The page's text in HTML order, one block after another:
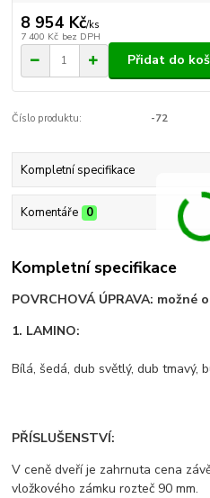
8 954 Kč/ks
7 400 Kč bez DPH
Přidat do
Číslo produktu: -72
Kompletní specifikace
Komentáře 0
Kompletní specifikace
POVRCHOVÁ ÚPRAVA:
1. LAMINO:
Bílá, šedá, dub světlý, dub tmavý,
PŘÍSLUŠENSTVÍ:
V ceně dveří je zahrnuta cena
vložkového zámku rozteč 90 mm.